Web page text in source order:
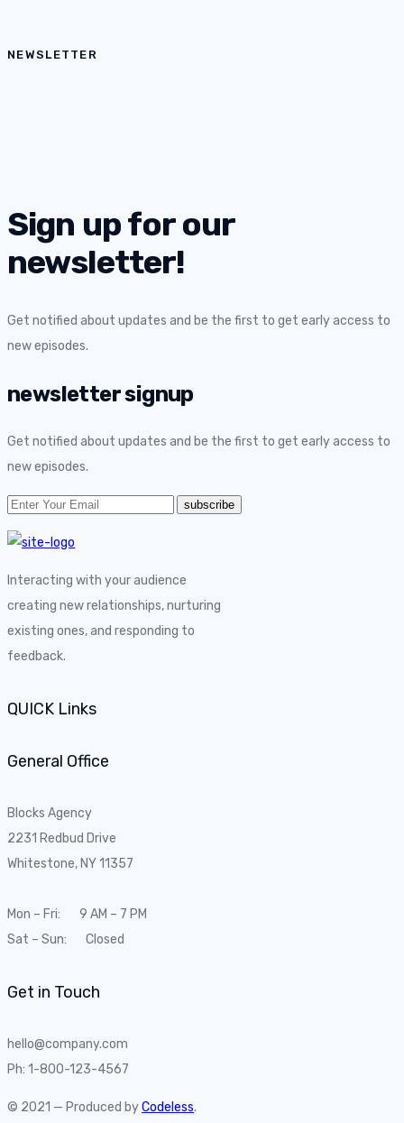
NEWSLETTER
Sign up for our
newsletter!
Get notified about updates and be the first to get early access to
new episodes.
newsletter signup
Get notified about updates and be the first to get early access to
new episodes.
Interacting with your audience
creating new relationships, nurturing
existing ones, and responding to
feedback.
QUICK Links
General Office
Blocks Agency
2231 Redbud Drive
Whitestone, NY 11357
Mon – Fri: 9 AM – 7 PM
Sat – Sun: Closed
Get in Touch
hello@company.com
Ph: 1-800-123-4567
© 2021 — Produced byCodeless.